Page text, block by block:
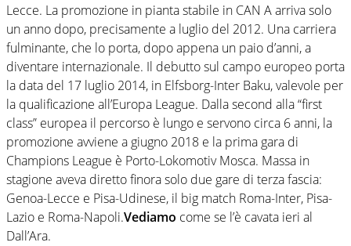
Lecce. La promozione in pianta stabile in CAN A arriva solo
un anno dopo, precisamente a luglio del 2012. Una carriera
fulminante, che lo porta, dopo appena un paio d’anni, a
diventare internazionale. Il debutto sul campo europeo porta
la data del 17 luglio 2014, in Elfsborg-Inter Baku, valevole per
la qualificazione all’Europa League. Dalla second alla “first
class” europea il percorso è lungo e servono circa 6 anni, la
promozione avviene a giugno 2018 e la prima gara di
Champions League è Porto-Lokomotiv Mosca. Massa in
stagione aveva diretto finora solo due gare di terza fascia:
Genoa-Lecce e Pisa-Udinese, il big match Roma-Inter, Pisa-
Lazio e Roma-Napoli.Vediamo come se l’è cavata ieri al
Dall’Ara.